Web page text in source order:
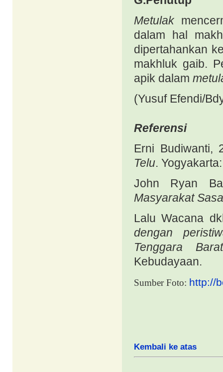
Metulak
dalam hal
dipertahankan
makhluk gaib.
apik dalam
(Yusuf Efendi/
Referensi
Erni Budiwanti,
Telu.
John Ryan
Masyarakat
Lalu Wacana
dengan
Tenggara Barat
Kebudayaan.
Sumber Foto: http://
Kembali ke atas